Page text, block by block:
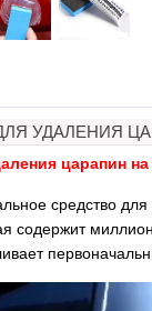
ДЛЯ УДАЛЕНИЯ
царапин
средство
содержит